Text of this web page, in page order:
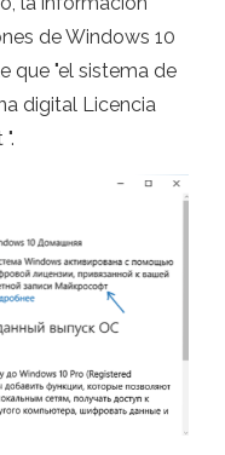
de Windows 10
que "el sistema de
digital Licencia